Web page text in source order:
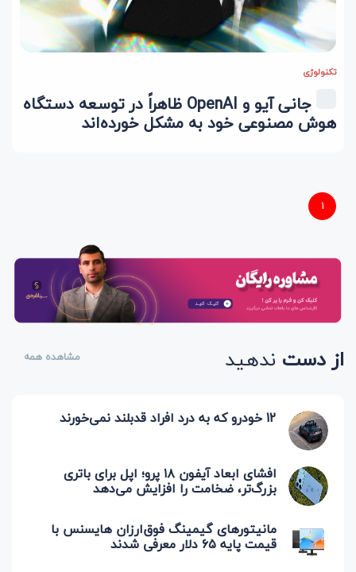
تکنولوژی
جانی آیو و OpenAI ظاهراً در توسعه دستگاه
هوش مصنوعی خود به مشکل خورده‌اند
1
از دست ندهید مشاهده همه
12 خودرو که به درد افراد قدبلند نمی‌خورند
افشای ابعاد آیفون ۱۸ پرو؛ اپل برای باتری
بزرگ‌تر، ضخامت را افزایش می‌دهد
مانیتورهای گیمینگ فوق‌ارزان هایسنس با
قیمت پایه ۶۵ دلار معرفی شدند